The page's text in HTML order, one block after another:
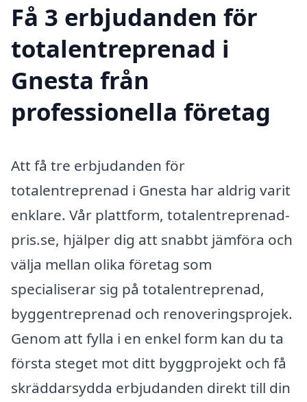
Få 3 erbjudanden för
totalentreprenad i
Gnesta från
professionella företag
Att få tre erbjudanden för
totalentreprenad i Gnesta har aldrig varit
enklare. Vår plattform, totalentreprenad-
pris.se, hjälper dig att snabbt jämföra och
välja mellan olika företag som
specialiserar sig på totalentreprenad,
byggentreprenad och renoveringsprojek.
Genom att fylla i en enkel form kan du ta
första steget mot ditt byggprojekt och få
skräddarsydda erbjudanden direkt till din